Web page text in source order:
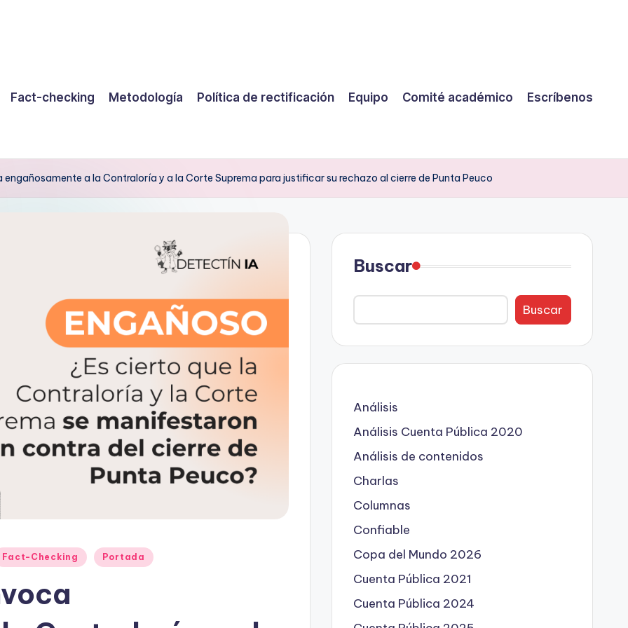
Fact-checking Metodología Política de rectificación Equipo Comité académico Escríbenos
engañosamente a la Contraloría y a la Corte Suprema para justificar su rechazo al cierre de Punta Peuco
Fact-Checking Portada
Buscar
Buscar
Análisis
Análisis Cuenta Pública 2020
Análisis de contenidos
Charlas
Columnas
Confiable
Copa del Mundo 2026
Cuenta Pública 2021
Cuenta Pública 2024